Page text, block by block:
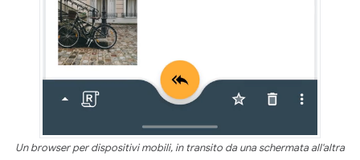
Un browser per dispositivi mobili, in transito da una schermata all'altra